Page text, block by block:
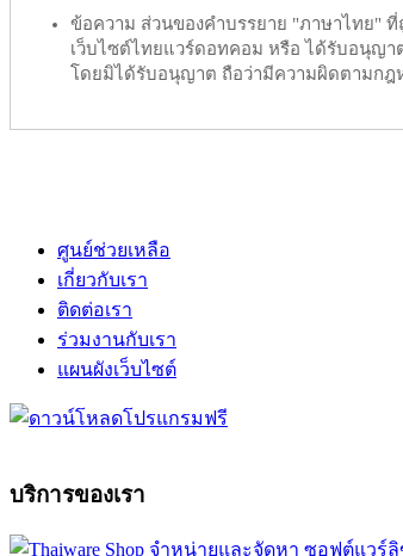
ข้อความ ส่วนของคำบรรยาย "ภาษาไทย"
เว็บไซต์ไทยแวร์ดอทคอม หรือ ได้รับอนุญ
โดยมิได้รับอนุญาต ถือว่ามีความผิดตามกฎ
ศูนย์ช่วยเหลือ
เกี่ยวกับเรา
ติดต่อเรา
ร่วมงานกับเรา
แผนผังเว็บไซต์
บริการของเรา